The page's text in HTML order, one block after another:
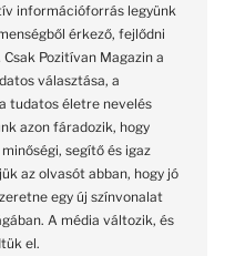
információforrás legyünk
érkező, fejlődni
Pozitívan Magazin a
választása, a
tudatos életre nevelés
azon fáradozik, hogy
segítő és igaz
az olvasót abban, hogy jó
egy új színvonalat
A média változik, és
el.